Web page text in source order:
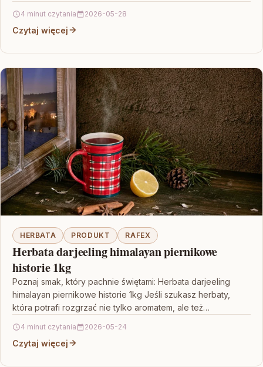
4 minut czytania 2026-05-28
Czytaj więcej
HERBATA PRODUKT RAFEX
Herbata darjeeling himalayan piernikowe
historie 1kg
Poznaj smak, który pachnie świętami: Herbata darjeeling
himalayan piernikowe historie 1kg Jeśli szukasz herbaty,
która potrafi rozgrzać nie tylko aromatem, ale też
4 minut czytania 2026-05-24
Czytaj więcej